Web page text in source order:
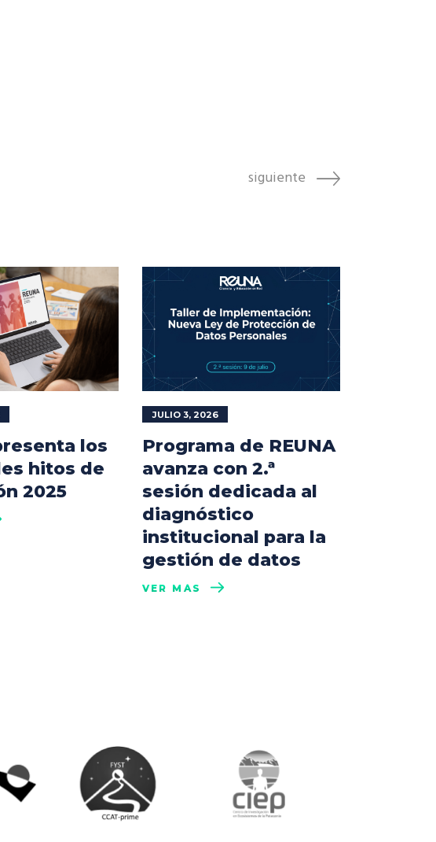
siguiente
los
hitos de
2025
JULIO 3, 2026
Programa de REUNA
avanza con 2.ª
sesión dedicada al
diagnóstico
institucional para la
gestión de datos
VER MÁS